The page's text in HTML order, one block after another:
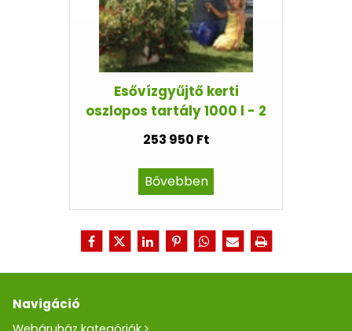
Esővízgyűjtő kerti
oszlopos tartály 1000 l - 2
253 950 Ft
Bővebben
Navigáció